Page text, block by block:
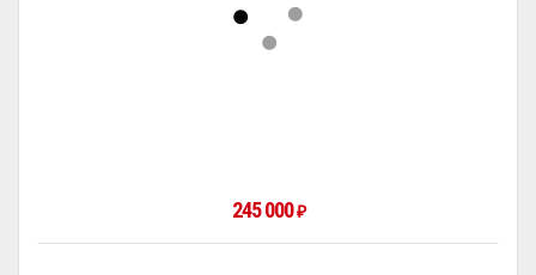
245 000 ₽